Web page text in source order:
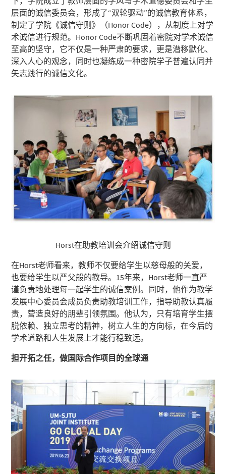
层面的诚信委员会，形成了“双轮驱动”的诚信教育体系，
制定了学院《诚信守则》（Honor Code），从制度上对学
术诚信进行规范。Honor Code不断巩固着密院对学术诚信
至高的坚守，它不仅是一种严肃的要求，更是潜移默化、
深入人心的观念，同时也凝练成一种密院学子普遍认同并
矢志践行的诚信文化。
Horst在助教培训会介绍诚信守则
在Horst老师看来，教师不仅要给学生以慈母般的关爱，
也要给学生以严父般的教导。15年来，Horst老师一直严
谨负责地处理每一起学生的诚信案例。同时，他作为教学
发展中心委员会成员负责助教培训工作，指导助教认真履
责，营造良好的朋辈引领氛围。他认为，只有培育学生摆
脱依赖、独立思考的精神，树立人生的方向标，在今后的
学术道路和人生发展上才能行稳致远。
担开拓之任，做国际合作项目的全球通